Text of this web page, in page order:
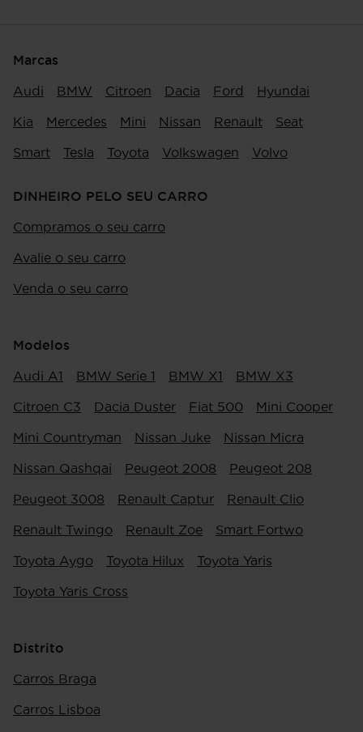
Marcas
Audi BMW Citroen Dacia Ford Hyundai
Kia Mercedes Mini Nissan Renault Seat
Smart Tesla Toyota Volkswagen Volvo
DINHEIRO PELO SEU CARRO
Compramos o seu carro
Avalie o seu carro
Venda o seu carro
Modelos
Audi A1 BMW Serie 1 BMW X1 BMW X3
Citroen C3 Dacia Duster Fiat 500 Mini Cooper
Mini Countryman Nissan Juke Nissan Micra
Nissan Qashqai Peugeot 2008 Peugeot 208
Peugeot 3008 Renault Captur Renault Clio
Renault Twingo Renault Zoe Smart Fortwo
Toyota Aygo Toyota Hilux Toyota Yaris
Toyota Yaris Cross
Distrito
Carros Braga
Carros Lisboa